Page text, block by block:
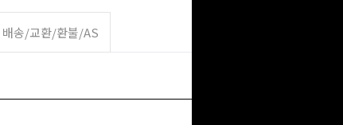
배송/교환/환불/AS